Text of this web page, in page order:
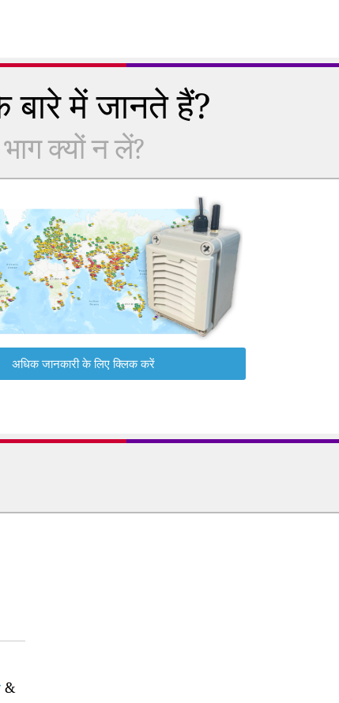
बारे में जानते हैं?
क्यों न लें?
अधिक जानकारी के लिए क्लिक करें
&